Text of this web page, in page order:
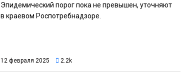
Эпидемический порог пока не превышен, уточняют
в краевом Роспотребнадзоре.
12 февраля 2025 2.2k